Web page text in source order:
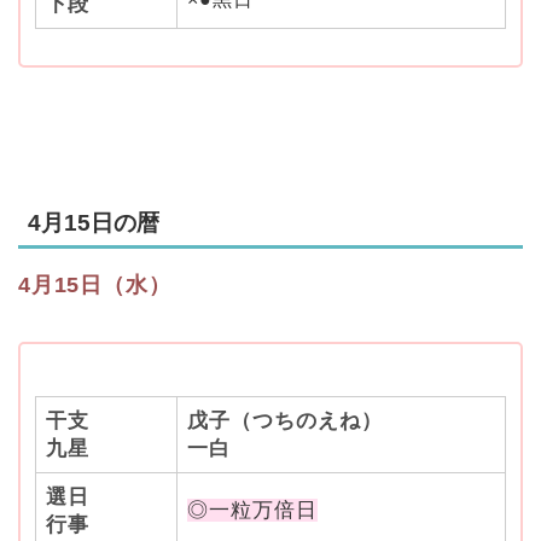
4月15日の暦
4月15日（水）
干支
九星
戊子（つちのえね）
一白
選日
行事
◎一粒万倍日